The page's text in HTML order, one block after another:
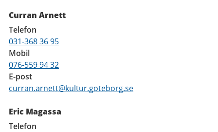
Curran Arnett
Telefon
031-368 36 95
Mobil
076-559 94 32
E-post
curran.arnett@kultur.goteborg.se
Eric Magassa
Telefon